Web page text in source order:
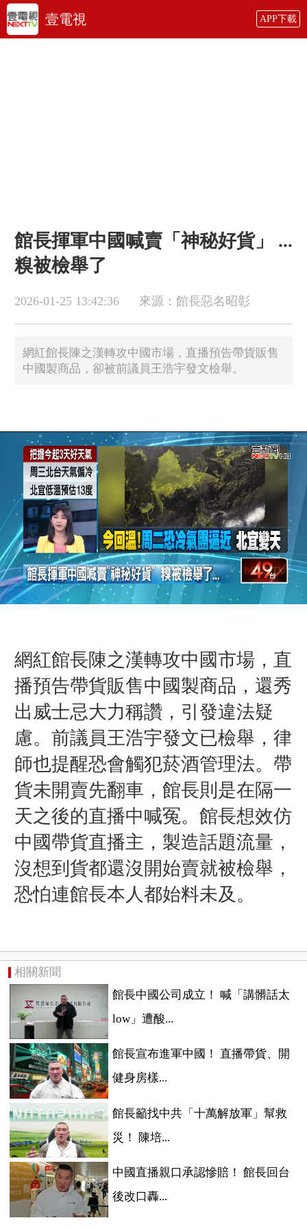
壹電視 APP下載
館長揮軍中國喊賣「神秘好貨」 ...
糗被檢舉了
2026-01-25 13:42:36 來源：館長惡名昭彰
網紅館長陳之漢轉攻中國市場，直播預告帶貨販售
中國製商品，卻被前議員王浩宇發文檢舉。
網紅館長陳之漢轉攻中國市場，直
播預告帶貨販售中國製商品，還秀
出威士忌大力稱讚，引發違法疑
慮。前議員王浩宇發文已檢舉，律
師也提醒恐會觸犯菸酒管理法。帶
貨未開賣先翻車，館長則是在隔一
天之後的直播中喊冤。館長想效仿
中國帶貨直播主，製造話題流量，
沒想到貨都還沒開始賣就被檢舉，
恐怕連館長本人都始料未及。
相關新聞
館長中國公司成立！ 喊「講髒話太
low」遭酸...
館長宣布進軍中國！ 直播帶貨、開
健身房樣...
館長籲找中共「十萬解放軍」幫救
災！ 陳培...
中國直播親口承認慘賠！ 館長回台
後改口轟...